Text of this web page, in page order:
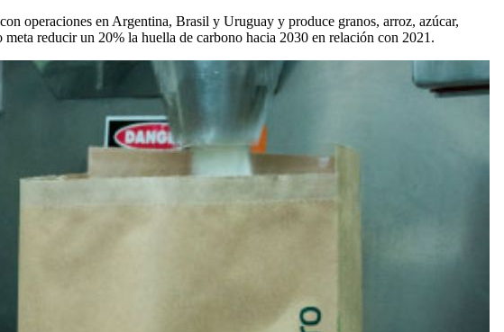
operaciones en Argentina, Brasil y Uruguay y produce granos, arroz, azúcar,
reducir un 20% la huella de carbono hacia 2030 en relación con 2021.